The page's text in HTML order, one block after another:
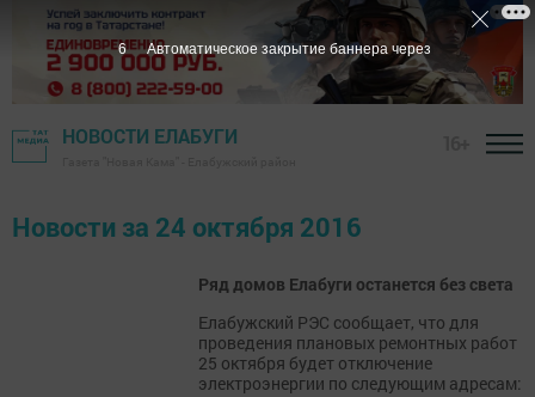
НОВОСТИ ЕЛАБУГИ
Новости за 24 октября 2016
Ряд домов Елабуги останется без света
Елабужский РЭС сообщает, что для
проведения плановых ремонтных работ
25 октября будет отключение
электроэнергии по следующим адресам:
5 Автоматическое закрытие баннера через